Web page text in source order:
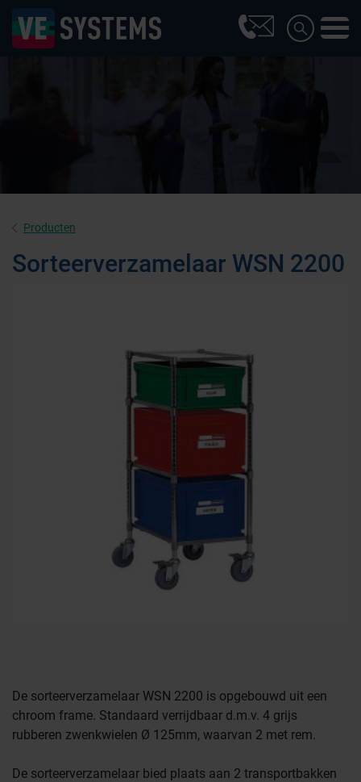
Producten
Sorteerverzamelaar WSN 2200
De sorteerverzamelaar WSN 2200 is opgebouwd uit een
chroom frame. Standaard verrijdbaar d.m.v. 4 grijs
rubberen zwenkwielen Ø 125mm, waarvan 2 met rem.
De sorteerverzamelaar bied plaats aan 2 transportbakken